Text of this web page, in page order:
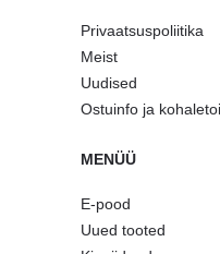
Privaatsuspoliitika
Meist
Uudised
Ostuinfo ja
MENÜÜ
E-pood
Uued tooted